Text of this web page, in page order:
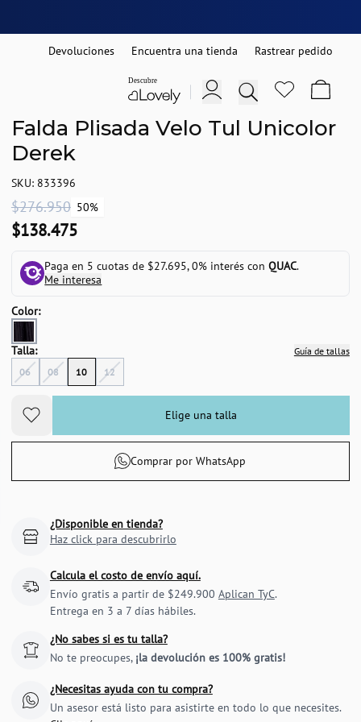
Devoluciones Encuentra una tienda Rastrear pedido
Falda Plisada Velo Tul Unicolor
Derek
SKU: 833396
$276.950 50%
$138.475
Paga en 5 cuotas de $27.695, 0% interés conQUAC.
Me interesa
Color:
Talla:
Guía de tallas
06
08 10 12
Elige una talla
Comprar por WhatsApp
¿Disponible en tienda?
Haz click para descubrirlo
Calcula el costo de envío aquí.
Envío gratis a partir de $249.900 Aplican TyC.
Entrega en 3 a 7 días hábiles.
¿No sabes si es tu talla?
No te preocupes, ¡la devolución es 100% gratis!
¿Necesitas ayuda con tu compra?
Un asesor está listo para asistirte en todo lo que necesites.